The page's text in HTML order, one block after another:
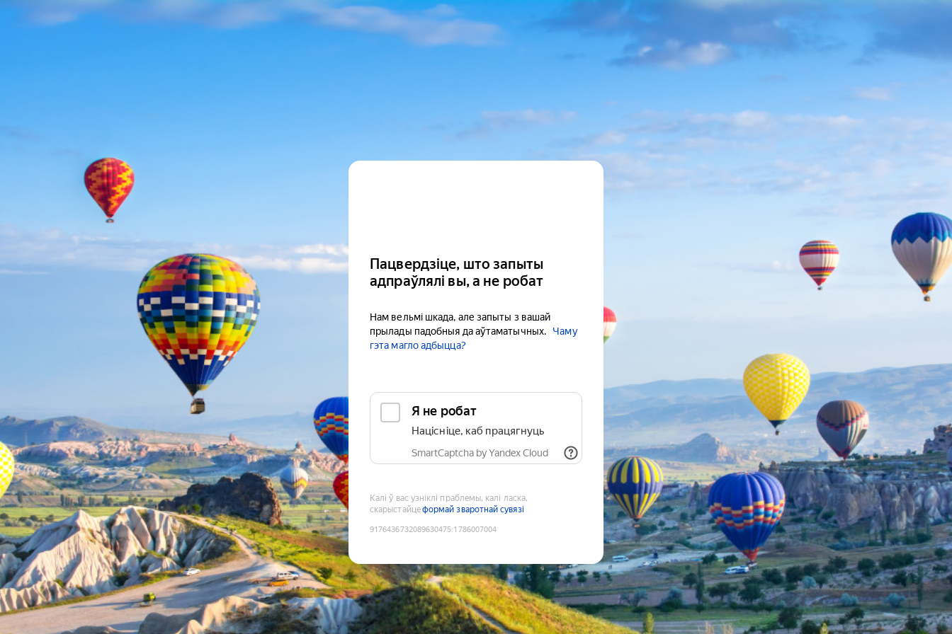
Пацвердзіце, што запыты
адпраўлялі вы, а не робат
Нам вельмі шкада, але запыты з вашай
прылады падобныя да аўтаматычных.
Чаму
гэта магло адбыцца?
Я не робат
Націсніце, каб працягнуць
SmartCaptcha by Yandex Cloud
Калі ў вас узніклі праблемы, калі ласка,
скарыстайцеформай зваротнай сувязі
9176436732089630475:1786007004